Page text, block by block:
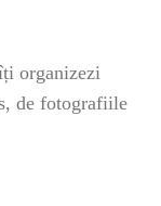
organizezi
de fotografiile